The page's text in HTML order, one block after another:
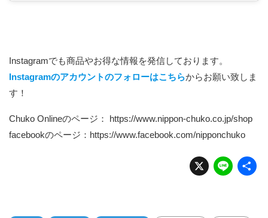
Instagramでも商品やお得な情報を発信しております。
Instagramのアカウントのフォローはこちらからお願い致しま
す！
Chuko Onlineのページ： https://www.nippon-chuko.co.jp/shop
facebookのページ： https://www.facebook.com/nipponchuko
X Li
n